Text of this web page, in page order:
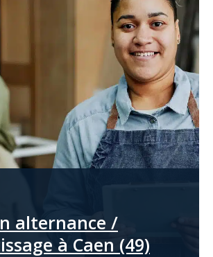
alternance /
à Caen (49)